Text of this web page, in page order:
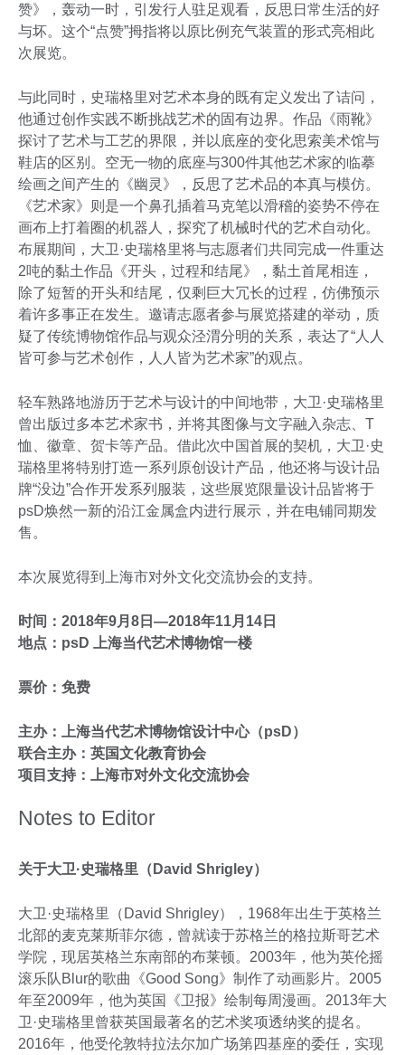
赞》，轰动一时，引发行人驻足观看，反思日常生活的好
与坏。这个“点赞”拇指将以原比例充气装置的形式亮相此
次展览。
与此同时，史瑞格里对艺术本身的既有定义发出了诘问，
他通过创作实践不断挑战艺术的固有边界。作品《雨靴》
探讨了艺术与工艺的界限，并以底座的变化思索美术馆与
鞋店的区别。空无一物的底座与300件其他艺术家的临摹
绘画之间产生的《幽灵》，反思了艺术品的本真与模仿。
《艺术家》则是一个鼻孔插着马克笔以滑稽的姿势不停在
画布上打着圈的机器人，探究了机械时代的艺术自动化。
布展期间，大卫·史瑞格里将与志愿者们共同完成一件重达
2吨的黏土作品《开头，过程和结尾》，黏土首尾相连，
除了短暂的开头和结尾，仅剩巨大冗长的过程，仿佛预示
着许多事正在发生。邀请志愿者参与展览搭建的举动，质
疑了传统博物馆作品与观众泾渭分明的关系，表达了“人人
皆可参与艺术创作，人人皆为艺术家”的观点。
轻车熟路地游历于艺术与设计的中间地带，大卫·史瑞格里
曾出版过多本艺术家书，并将其图像与文字融入杂志、T
恤、徽章、贺卡等产品。借此次中国首展的契机，大卫·史
瑞格里将特别打造一系列原创设计产品，他还将与设计品
牌“没边”合作开发系列服装，这些展览限量设计品皆将于
psD焕然一新的沿江金属盒内进行展示，并在电铺同期发
售。
本次展览得到上海市对外文化交流协会的支持。
时间：2018年9月8日—2018年11月14日
地点：psD 上海当代艺术博物馆一楼
票价：免费
主办：上海当代艺术博物馆设计中心（psD）
联合主办：英国文化教育协会
项目支持：上海市对外文化交流协会
Notes to Editor
关于大卫·史瑞格里（David Shrigley）
大卫·史瑞格里（David Shrigley），1968年出生于英格兰
北部的麦克莱斯菲尔德，曾就读于苏格兰的格拉斯哥艺术
学院，现居英格兰东南部的布莱顿。2003年，他为英伦摇
滚乐队Blur的歌曲《Good Song》制作了动画影片。2005
年至2009年，他为英国《卫报》绘制每周漫画。2013年大
卫·史瑞格里曾获英国最著名的艺术奖项透纳奖的提名。
2016年，他受伦敦特拉法尔加广场第四基座的委任，实现